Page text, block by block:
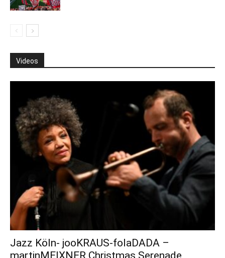
Videos
Jazz Köln- jooKRAUS-folaDADA –
martinMEIXNER Christmas Serenade